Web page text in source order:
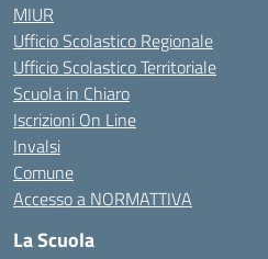
MIUR
Ufficio Scolastico Regionale
Ufficio Scolastico Territoriale
Scuola in Chiaro
Iscrizioni On Line
Invalsi
Comune
Accesso a NORMATTIVA
La Scuola